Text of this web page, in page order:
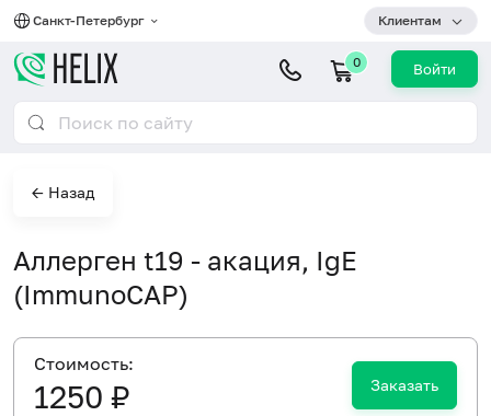
Санкт-Петербург Клиентам
0 Войти
← Назад
Аллерген t19 - акация, IgE
(ImmunoCAP)
Cтоимость:
1250 ₽ Заказать